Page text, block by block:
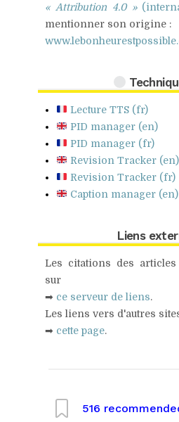
« Attribution 4.0 »
mentionner son origine :
Lecture TTS (fr)
PID manager (en)
PID manager (fr)
Revision Tracker (en)
Revision Tracker (fr)
Caption manager (en)
Liens
Les citations des
sur
➡ ce serveur de liens.
Les liens vers d'autres
➡ cette page.
516